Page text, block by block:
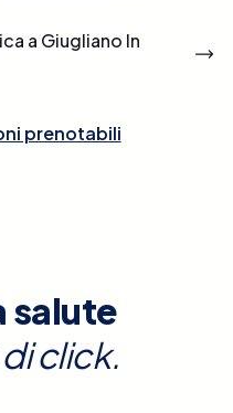
a Giugliano In
prenotabili
salute
click.